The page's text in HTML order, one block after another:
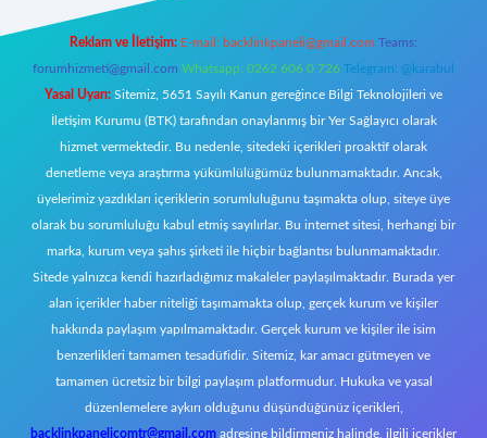
Reklam ve İletişim: E-mail: backlinkpaneli@gmail.com Teams:
forumhizmeti@gmail.com Whatsapp: 0262 606 0 726 Telegram: @karabul
Yasal Uyarı: Sitemiz, 5651 Sayılı Kanun gereğince Bilgi Teknolojileri ve
İletişim Kurumu (BTK) tarafından onaylanmış bir Yer Sağlayıcı olarak
hizmet vermektedir. Bu nedenle, sitedeki içerikleri proaktif olarak
denetleme veya araştırma yükümlülüğümüz bulunmamaktadır. Ancak,
üyelerimiz yazdıkları içeriklerin sorumluluğunu taşımakta olup, siteye üye
olarak bu sorumluluğu kabul etmiş sayılırlar. Bu internet sitesi, herhangi bir
marka, kurum veya şahıs şirketi ile hiçbir bağlantısı bulunmamaktadır.
Sitede yalnızca kendi hazırladığımız makaleler paylaşılmaktadır. Burada yer
alan içerikler haber niteliği taşımamakta olup, gerçek kurum ve kişiler
hakkında paylaşım yapılmamaktadır. Gerçek kurum ve kişiler ile isim
benzerlikleri tamamen tesadüfidir. Sitemiz, kar amacı gütmeyen ve
tamamen ücretsiz bir bilgi paylaşım platformudur. Hukuka ve yasal
düzenlemelere aykırı olduğunu düşündüğünüz içerikleri,
backlinkpanelicomtr@gmail.com adresine bildirmeniz halinde, ilgili içerikler